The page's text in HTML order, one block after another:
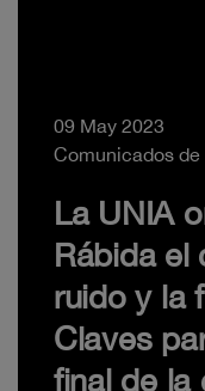
09 May 2023
Comunicados de
La UNIA
Rábida el
ruido y la
Claves
final de la